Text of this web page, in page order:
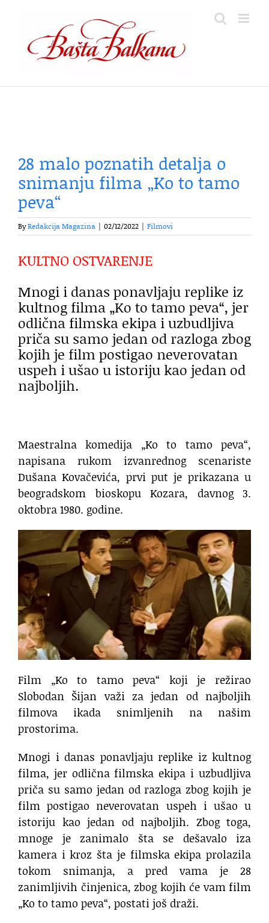
content
28 malo poznatih detalja o
snimanju filma „Ko to tamo
peva“
ByRedakcija Magazina 02/12/2022 Filmovi
KULTNO OSTVARENJE
Mnogi i danas ponavljaju replike iz
kultnog filma „Ko to tamo peva“, jer
odlična filmska ekipa i uzbudljiva
priča su samo jedan od razloga zbog
kojih je film postigao neverovatan
uspeh i ušao u istoriju kao jedan od
najboljih.
Maestralna komedija „Ko to tamo peva“,
napisana rukom izvanrednog scenariste
Dušana Kovačevića, prvi put je prikazana u
beogradskom bioskopu Kozara, davnog 3.
oktobra 1980. godine.
Film „Ko to tamo peva“ koji je režirao
Slobodan Šijan važi za jedan od najboljih
filmova ikada snimljenih na našim
prostorima.
Mnogi i danas ponavljaju replike iz kultnog
filma, jer odlična filmska ekipa i uzbudljiva
priča su samo jedan od razloga zbog kojih je
film postigao neverovatan uspeh i ušao u
istoriju kao jedan od najboljih. Zbog toga,
mnoge je zanimalo šta se dešavalo iza
kamera i kroz šta je filmska ekipa prolazila
tokom snimanja, a pred vama je 28
zanimljivih činjenica, zbog kojih će vam film
„Ko to tamo peva“, postati još draži.